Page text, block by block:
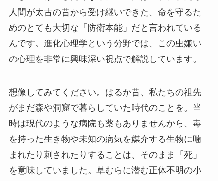
人間が太古の昔から受け継いできた、命を守るた
めのとても大切な「防衛本能」だと言われている
んです。進化心理学という分野では、この虫嫌い
の心理を非常に興味深い視点で解説しています。
想像してみてください。はるか昔、私たちの祖先
がまだ森や洞窟で暮らしていた時代のことを。当
時は現代のような病院も薬もありませんから、毒
を持った生き物や未知の病気を媒介する生物に噛
まれたり刺されたりすることは、そのまま「死」
を意味していました。草むらに潜む正体不明の小